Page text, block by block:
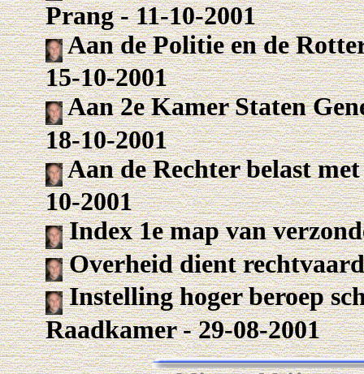
Prang - 11-10-2001
Aan de Politie en de
15-10-2001
Aan 2e Kamer Staten
18-10-2001
Aan de Rechter belast met
10-2001
Index 1e map van
Overheid dient
Instelling hoger beroep
Raadkamer - 29-08-2001